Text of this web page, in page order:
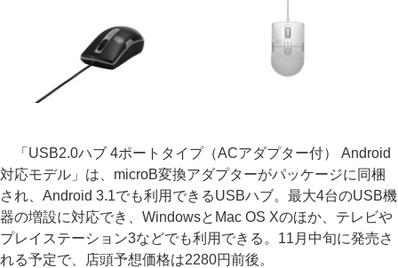
「USB2.0ハブ 4ポートタイプ（ACアダプター付） Android
対応モデル」は、microB変換アダプターがパッケージに同梱
され、Android 3.1でも利用できるUSBハブ。最大4台のUSB機
器の増設に対応でき、WindowsとMac OS Xのほか、テレビや
プレイステーション3などでも利用できる。11月中旬に発売さ
れる予定で、店頭予想価格は2280円前後。